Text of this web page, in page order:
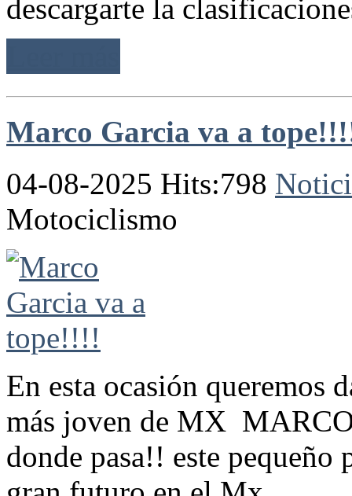
descargarte la
Marco Garcia va a
04-08-2025 Hits:798
Motociclismo
En esta ocasión queremos
más joven de MX
donde pasa!! este